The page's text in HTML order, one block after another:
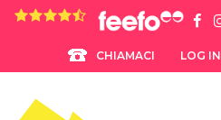
4.8 rating based on 1,234 ratings
CHIAMACI LOG IN